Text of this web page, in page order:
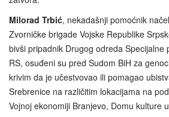
Milorad Trbić, nekadašnji pomoćnik
Zvorničke brigade Vojske Republike
bivši pripadnik Drugog odreda Specijalne
RS, osuđeni su pred Sudom BiH za
krivim da je učestvovao ili pomagao
Srebrenice na različitim lokacijama na
Vojnoj ekonomiji Branjevo, Domu kulture